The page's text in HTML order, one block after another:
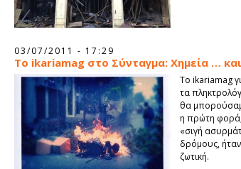
03/07/2011 - 17:29
Το ikariamag στο Σύνταγμα: Χημεία …
Το ikariamag
τα
θα
η πρώτη
«σιγή
δρόμους,
ζωτική.